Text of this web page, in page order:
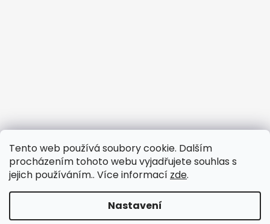
Tento web používá soubory cookie. Dalším
procházením tohoto webu vyjadřujete souhlas s
jejich používáním.. Více informací zde.
Nastavení